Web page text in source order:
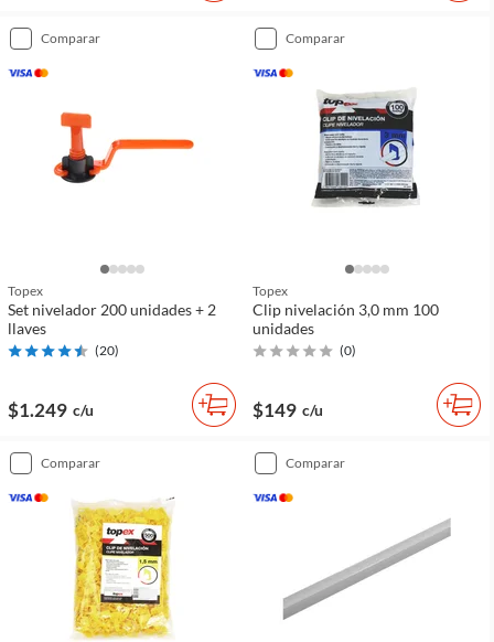
comparar
Topex
Set nivelador 200 unidades + 2
llaves
(20)
$1.249 c/u
comparar
Topex
Clip nivelación 3,0 mm 100
unidades
(0)
$149 c/u
comparar comparar